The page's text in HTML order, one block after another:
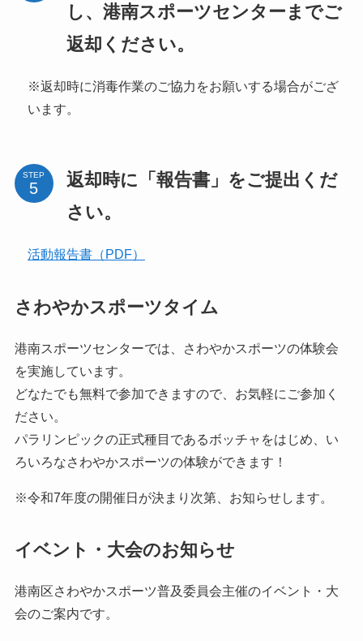
し、港南スポーツセンターまでご
返却ください。
※返却時に消毒作業のご協力をお願いする場合がござ
います。
STEP
返却時に「報告書」をご提出くだ
さい。
活動報告書（PDF）
さわやかスポーツタイム
港南スポーツセンターでは、さわやかスポーツの体験会
を実施しています。
どなたでも無料で参加できますので、お気軽にご参加く
ださい。
パラリンピックの正式種目であるボッチャをはじめ、い
ろいろなさわやかスポーツの体験ができます！
※令和7年度の開催日が決まり次第、お知らせします。
イベント・大会のお知らせ
港南区さわやかスポーツ普及委員会主催のイベント・大
会のご案内です。